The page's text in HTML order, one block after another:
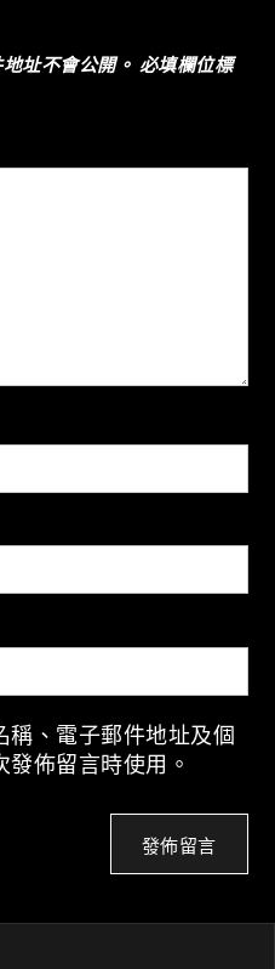
址不會公開。 必填欄位標
稱、電子郵件地址及個
佈留言時使用。